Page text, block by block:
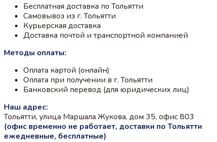
Бесплатная доставка по Тольятти
Самовывоз из г. Тольятти
Курьерская доставка
Доставка почтой и транспортной компанией
Методы оплаты:
Оплата картой (онлайн)
Оплата при получении в г. Тольятти
Банковский перевод (для юридических лиц)
Наш адрес:
Тольятти, улица Маршала Жукова, дом 35, офис 803
(офис временно не работает, доставки по Тольятти
ежедневные, бесплатные)